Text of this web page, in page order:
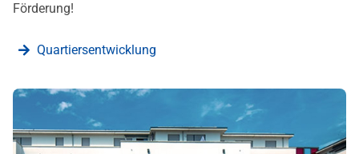
Förderung!
Quartiersentwicklung